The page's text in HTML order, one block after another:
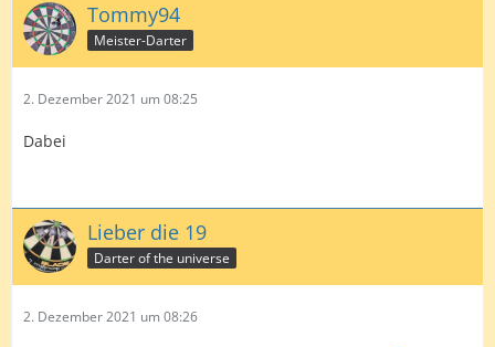
Tommy94
Meister-Darter
2. Dezember 2021 um 08:25
Dabei
Lieber die 19
Darter of the universe
2. Dezember 2021 um 08:26